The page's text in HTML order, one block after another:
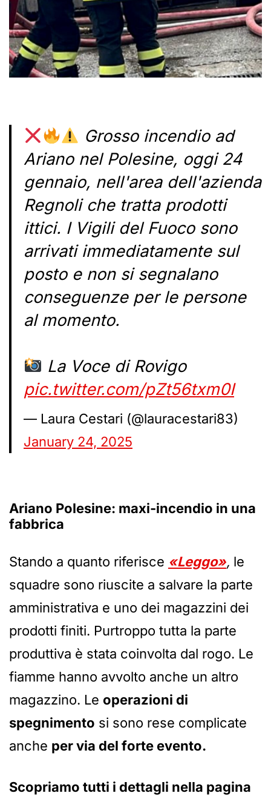
Grosso incendio ad
Ariano nel Polesine, oggi 24
gennaio, nell'area dell'azienda
Regnoli che tratta prodotti
ittici. I Vigili del Fuoco sono
arrivati immediatamente sul
posto e non si segnalano
conseguenze per le persone
al momento.
La Voce di Rovigo
pic.twitter.com/pZt56txm0I
— Laura Cestari (@lauracestari83)
January 24, 2025
Ariano Polesine: maxi-incendio in una
fabbrica
Stando a quanto riferisce «Leggo», le
squadre sono riuscite a salvare la parte
amministrativa e uno dei magazzini dei
prodotti finiti. Purtroppo tutta la parte
produttiva è stata coinvolta dal rogo. Le
fiamme hanno avvolto anche un altro
magazzino. Le operazioni di
spegnimento si sono rese complicate
anche per via del forte evento.
Scopriamo tutti i dettagli nella pagina